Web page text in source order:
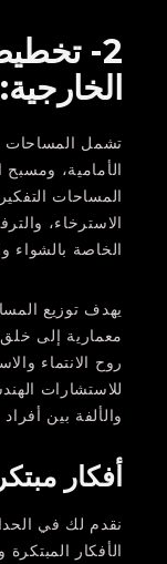
2-
الخارجية:
تشمل المساحات
الأمامية،
المساحات
الاسترخاء،
الخاصة بالشواء
يهدف توزيع
معمارية إلى
روح الانتماء
للاستشارات
والألفة بين
أفكار
نقدم لك في
الأفكار